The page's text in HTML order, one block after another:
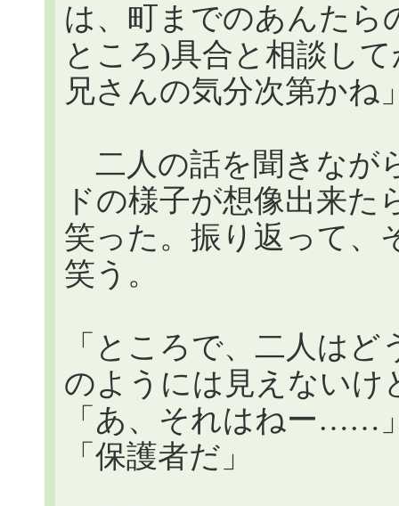
は、町までのあんたら
ところ)具合と相談し
兄さんの気分次第かね
二人の話を聞きなが
ドの様子が想像出来
笑った。振り返って、
笑う。
「ところで、二人は
のようには見えない
「あ、それはねー……
「保護者だ」